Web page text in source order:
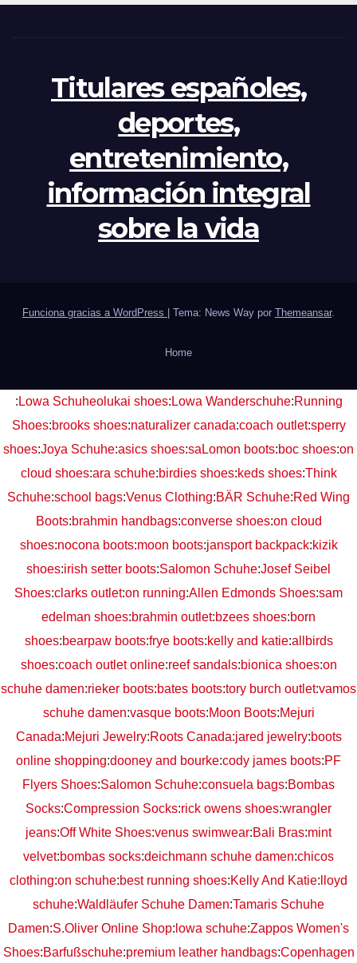
Titulares españoles,
deportes,
entretenimiento,
información integral
sobre la vida
Funciona gracias a WordPress Tema: News Way por Themeansar.
Home
: Lowa Schuheolukai shoes: Lowa Wanderschuhe:Running
Shoes:brooks shoes:naturalizer canada:coach outlet:sperry
shoes:Joya Schuhe:asics shoes:saLomon boots:boc shoes:on
cloud shoes:ara schuhe:birdies shoes:keds shoes:Think
Schuhe:school bags:Venus Clothing:BÄR Schuhe:Red Wing
Boots:brahmin handbags:converse shoes:on cloud
shoes:nocona boots:moon boots:jansport backpack:kizik
shoes:irish setter boots:Salomon Schuhe:Josef Seibel
Shoes:clarks outlet:on running:Allen Edmonds Shoes:sam
edelman shoes:brahmin outlet:bzees shoes:born
shoes:bearpaw boots:frye boots:kelly and katie:allbirds
shoes:coach outlet online:reef sandals:bionica shoes:on
schuhe damen:rieker boots:bates boots:tory burch outlet:vamos
schuhe damen:vasque boots:Moon Boots:Mejuri
Canada:Mejuri Jewelry:Roots Canada:jared jewelry:boots
online shopping:dooney and bourke:cody james boots:PF
Flyers Shoes:Salomon Schuhe:consuela bags:Bombas
Socks:Compression Socks:rick owens shoes:wrangler
jeans:Off White Shoes:venus swimwear:Bali Bras:mint
velvet:bombas socks:deichmann schuhe damen:chicos
clothing:on schuhe:best running shoes:Kelly And Katie: lloyd
schuhe:Waldläufer Schuhe Damen:Tamaris Schuhe
Damen:S.Oliver Online Shop: lowa schuhe:Zappos Women's
Shoes:Barfußschuhe:premium leather handbags:Copenhagen